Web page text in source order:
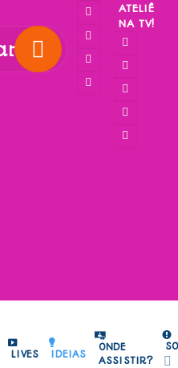
ATELIÊ
NA TV!
LIVES IDEIAS
ONDE
ASSISTIR?